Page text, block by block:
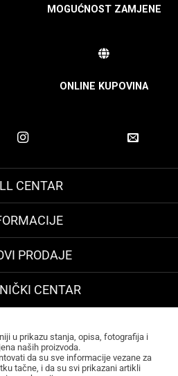
MOGUĆNOST ZAMJENE
ONLINE KUPOVINA
CENTAR
PRODAJE
CENTAR
u prikazu stanja, opisa, fotografija i
naših proizvoda.
da su sve informacije vezane za
tačne, i da su svi prikazani artikli